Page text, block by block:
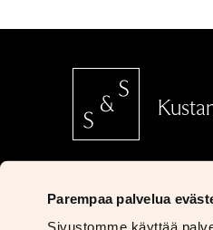
Parempaa palvelua
Sivustomme käyttää
Ritarikatu 5